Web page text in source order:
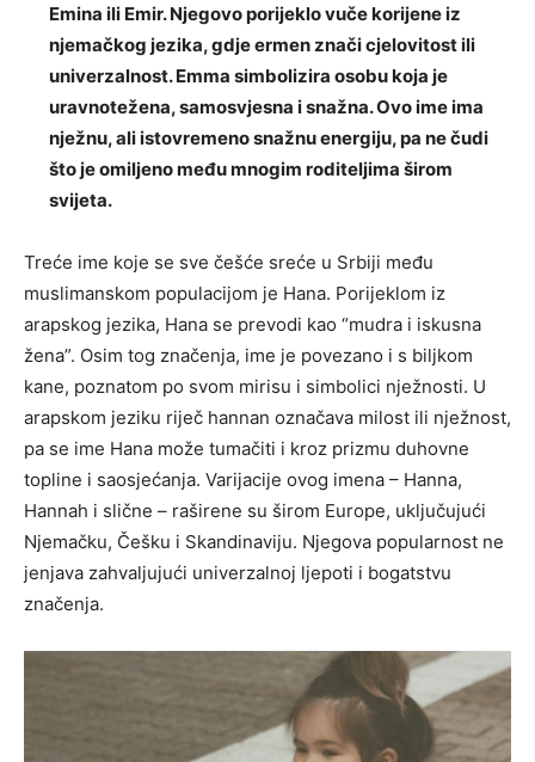
Emina ili Emir. Njegovo porijeklo vuče korijene iz
njemačkog jezika, gdje ermen znači cjelovitost ili
univerzalnost. Emma simbolizira osobu koja je
uravnotežena, samosvjesna i snažna. Ovo ime ima
nježnu, ali istovremeno snažnu energiju, pa ne čudi
što je omiljeno među mnogim roditeljima širom
svijeta.
Treće ime koje se sve češće sreće u Srbiji među
muslimanskom populacijom je Hana. Porijeklom iz
arapskog jezika, Hana se prevodi kao “mudra i iskusna
žena”. Osim tog značenja, ime je povezano i s biljkom
kane, poznatom po svom mirisu i simbolici nježnosti. U
arapskom jeziku riječ hannan označava milost ili nježnost,
pa se ime Hana može tumačiti i kroz prizmu duhovne
topline i saosjećanja. Varijacije ovog imena – Hanna,
Hannah i slične – raširene su širom Europe, uključujući
Njemačku, Češku i Skandinaviju. Njegova popularnost ne
jenjava zahvaljujući univerzalnoj ljepoti i bogatstvu
značenja.